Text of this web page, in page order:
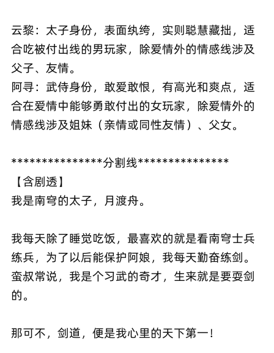
云黎：太子身份，表面纨绔，实则聪慧藏拙，适
合吃被付出线的男玩家，除爱情外的情感线涉及
父子、友情。
阿寻：武侍身份，敢爱敢恨，有高光和爽点，适
合在爱情中能够勇敢付出的女玩家，除爱情外的
情感线涉及姐妹（亲情或同性友情）、父女。
***************分割线***************
【含剧透】
我是南穹的太子，月渡舟。
我每天除了睡觉吃饭，最喜欢的就是看南穹士兵
练兵，为了以后能保护阿娘，我每天勤奋练剑。
蛮叔常说，我是个习武的奇才，生来就是要耍剑
的。
那可不，剑道，便是我心里的天下第一！